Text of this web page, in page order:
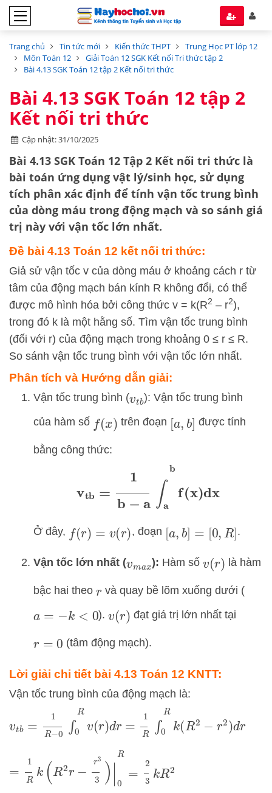
Trang chủ Tin tức mới Kiến thức THPT
Trung Học PT lớp 12
Môn Toán 12
Giải Toán 12 SGK Kết nối Tri thức tập 2
Bài 4.13 SGK Toán 12 tập 2 Kết nối tri thức
Bài 4.13 SGK Toán 12 tập 2
Kết nối tri thức
Cập nhật: 31/10/2025
Bài 4.13 SGK Toán 12 Tập 2 Kết nối tri thức là
bài toán ứng dụng vật lý/sinh học, sử dụng
tích phân xác định để tính vận tốc trung bình
của dòng máu trong động mạch và so sánh giá
trị này với vận tốc lớn nhất.
Đề bài 4.13 Toán 12 kết nối tri thức:
Giả sử vận tốc v của dòng máu ở khoảng cách r từ
tâm của động mạch bán kính R không đổi, có thể
được mô hình hóa bởi công thức v = k(R2 – r2),
trong đó k là một hằng số. Tìm vận tốc trung bình
(đối với r) của động mạch trong khoảng 0 ≤ r ≤ R.
So sánh vận tốc trung bình với vận tốc lớn nhất.
Phân tích và Hướng dẫn giải:
Vận tốc trung bình (vtb): Vận tốc trung bình
của hàm số f(x) trên đoạn a, b] được tính
bằng công thức:
b f(
Ở đây, f(r)= v(r ) , đoạn a, b] =[0 ,R ] .
Vận tốc lớn nhất (vmax
): Hàm sốv(r) là hàm
bậc hai theo rvà quay bề lõm xuống dưới (
a =− k<0 ).v(r) đạt giá trị lớn nhất tại
r=0 (tâm động mạch).
Lời giải chi tiết bài 4.13 Toán 12 KNTT:
Vận tốc trung bình của động mạch là:
− 0R R Rk
R R )| 0 R= kR